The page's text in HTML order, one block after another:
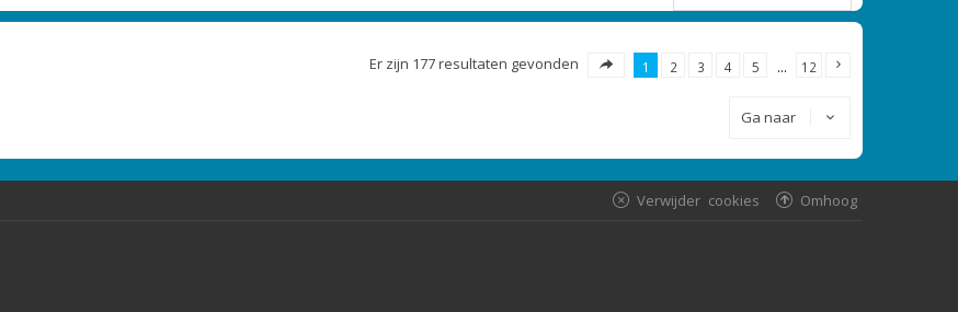
Er zijn 177 resultaten gevonden 1 2 3 4 5 … 12
Ga naar
Omhoog
Verwijder cookies